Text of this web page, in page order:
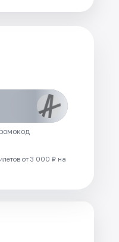
от 3 000 ₽ на